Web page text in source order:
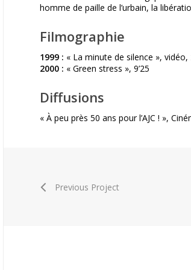
homme de paille de l’urbain, la
Filmographie
1999 : « La minute de silence », vidéo,
2000 : « Green stress », 9’25
Diffusions
« À peu près 50 ans pour l’AJC ! »,
Previous Project